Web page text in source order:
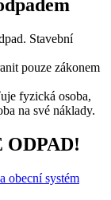
Stavební
pouze zákonem
fyzická osoba,
na své náklady.
obecní systém